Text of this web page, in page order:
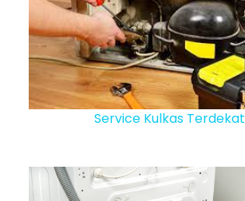
Service Kulkas Terdekat